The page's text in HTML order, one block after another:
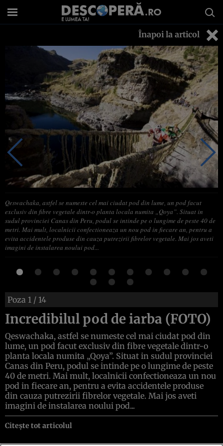
Înapoi la articol
Qeswachaka, astfel se numeste cel mai ciudat pod din lume, un pod facut
exclusiv din fibre vegetale dintr-o planta locala numita „Qoya”. Situat in
sudul provinciei Canas din Peru, podul se intinde pe o lungime de peste 40 de
metri. Mai mult, localnicii confectioneaza un nou pod in fiecare an, pentru a
evita accidentele produse din cauza putrezirii fibrelor vegetale. Mai jos aveti
imagini de instalarea noului pod...
Poza 1 / 14
Incredibilul pod de iarba (FOTO)
Qeswachaka, astfel se numeste cel mai ciudat pod din
lume, un pod facut exclusiv din fibre vegetale dintr-o
planta locala numita „Qoya”. Situat in sudul provinciei
Canas din Peru, podul se intinde pe o lungime de peste
40 de metri. Mai mult, localnicii confectioneaza un nou
pod in fiecare an, pentru a evita accidentele produse
din cauza putrezirii fibrelor vegetale. Mai jos aveti
imagini de instalarea noului pod...
Citește tot articolul